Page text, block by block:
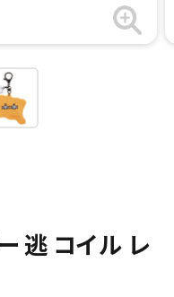
逃 コイル レ